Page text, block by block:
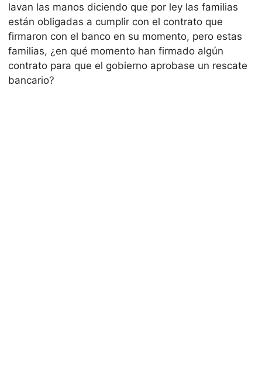
lavan las manos diciendo que por ley las familias
están obligadas a cumplir con el contrato que
firmaron con el banco en su momento, pero estas
familias, ¿en qué momento han firmado algún
contrato para que el gobierno aprobase un rescate
bancario?